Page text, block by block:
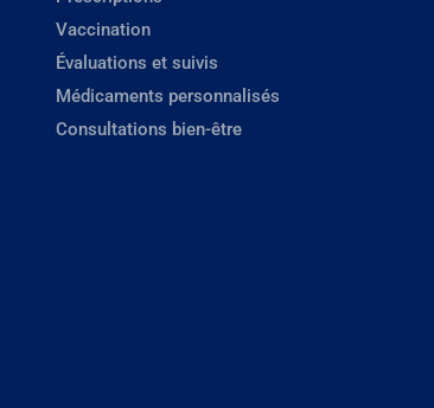
Vaccination
Évaluations et suivis
Médicaments personnalisés
Consultations bien-être